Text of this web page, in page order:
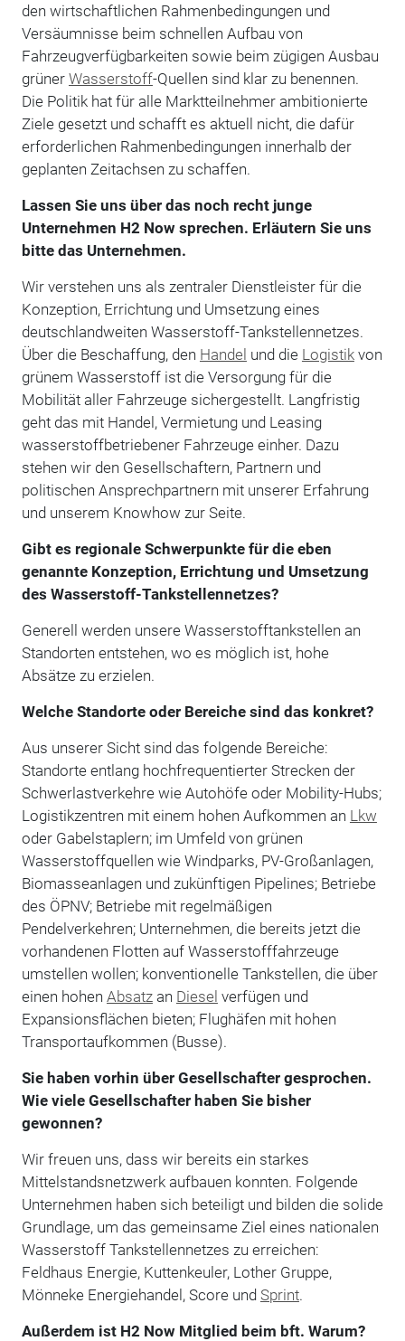
den wirtschaftlichen Rahmenbedingungen und
Versäumnisse beim schnellen Aufbau von
Fahrzeugverfügbarkeiten sowie beim zügigen Ausbau
grüner Wasserstoff-Quellen sind klar zu benennen.
Die Politik hat für alle Marktteilnehmer ambitionierte
Ziele gesetzt und schafft es aktuell nicht, die dafür
erforderlichen Rahmenbedingungen innerhalb der
geplanten Zeitachsen zu schaffen.
Lassen Sie uns über das noch recht junge
Unternehmen H2 Now sprechen. Erläutern Sie uns
bitte das Unternehmen.
Wir verstehen uns als zentraler Dienstleister für die
Konzeption, Errichtung und Umsetzung eines
deutschlandweiten Wasserstoff-Tankstellennetzes.
Über die Beschaffung, den Handel und die Logistikvon
grünem Wasserstoff ist die Versorgung für die
Mobilität aller Fahrzeuge sichergestellt. Langfristig
geht das mit Handel, Vermietung und Leasing
wasserstoffbetriebener Fahrzeuge einher. Dazu
stehen wir den Gesellschaftern, Partnern und
politischen Ansprechpartnern mit unserer Erfahrung
und unserem Knowhow zur Seite.
Gibt es regionale Schwerpunkte für die eben
genannte Konzeption, Errichtung und Umsetzung
des Wasserstoff-Tankstellennetzes?
Generell werden unsere Wasserstofftankstellen an
Standorten entstehen, wo es möglich ist, hohe
Absätze zu erzielen.
Welche Standorte oder Bereiche sind das konkret?
Aus unserer Sicht sind das folgende Bereiche:
Standorte entlang hochfrequentierter Strecken der
Schwerlastverkehre wie Autohöfe oder Mobility-Hubs;
Logistikzentren mit einem hohen Aufkommen an Lkw
oder Gabelstaplern; im Umfeld von grünen
Wasserstoffquellen wie Windparks, PV-Großanlagen,
Biomasseanlagen und zukünftigen Pipelines; Betriebe
des ÖPNV; Betriebe mit regelmäßigen
Pendelverkehren; Unternehmen, die bereits jetzt die
vorhandenen Flotten auf Wasserstofffahrzeuge
umstellen wollen; konventionelle Tankstellen, die über
einen hohen Absatzan Diesel verfügen und
Expansionsflächen bieten; Flughäfen mit hohen
Transportaufkommen (Busse).
Sie haben vorhin über Gesellschafter gesprochen.
Wie viele Gesellschafter haben Sie bisher
gewonnen?
Wir freuen uns, dass wir bereits ein starkes
Mittelstandsnetzwerk aufbauen konnten. Folgende
Unternehmen haben sich beteiligt und bilden die solide
Grundlage, um das gemeinsame Ziel eines nationalen
Wasserstoff Tankstellennetzes zu erreichen:
Feldhaus Energie, Kuttenkeuler, Lother Gruppe,
Mönneke Energiehandel, Score und Sprint.
Außerdem ist H2 Now Mitglied beim bft. Warum?